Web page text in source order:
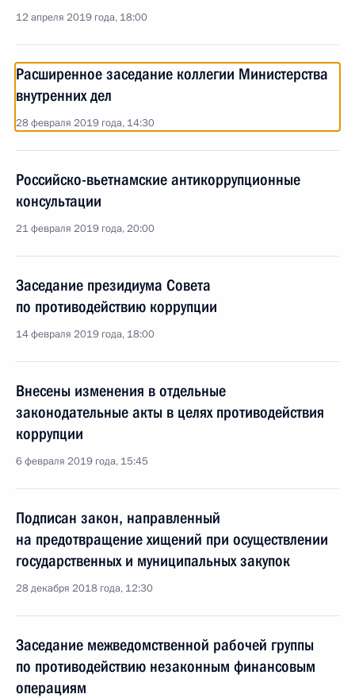
12 апреля 2019 года, 18:00
Расширенное заседание коллегии Министерства
внутренних дел
28 февраля 2019 года, 14:30
Российско-вьетнамские антикоррупционные
консультации
21 февраля 2019 года, 20:00
Заседание президиума Совета
по противодействию коррупции
14 февраля 2019 года, 18:00
Внесены изменения в отдельные
законодательные акты в целях противодействия
коррупции
6 февраля 2019 года, 15:45
Подписан закон, направленный
на предотвращение хищений при осуществлении
государственных и муниципальных закупок
28 декабря 2018 года, 12:30
Заседание межведомственной рабочей группы
по противодействию незаконным финансовым
операциям